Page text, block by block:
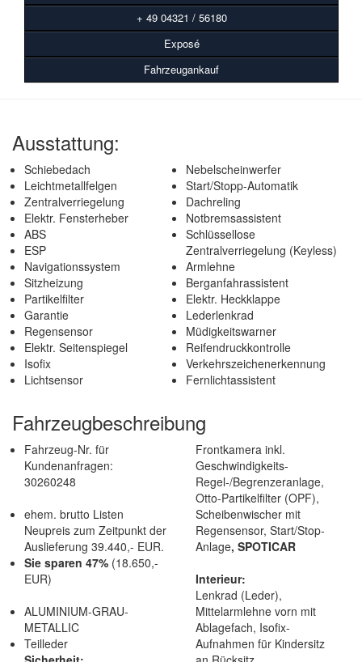
+ 49 04321 / 56180
Exposé
Fahrzeugankauf
Ausstattung:
Schiebedach
Leichtmetallfelgen
Zentralverriegelung
Elektr. Fensterheber
ABS
ESP
Navigationssystem
Sitzheizung
Partikelfilter
Garantie
Regensensor
Elektr. Seitenspiegel
Isofix
Lichtsensor
Nebelscheinwerfer
Start/Stopp-Automatik
Dachreling
Notbremsassistent
Schlüssellose
Zentralverriegelung (Keyless)
Armlehne
Berganfahrassistent
Elektr. Heckklappe
Lederlenkrad
Müdigkeitswarner
Reifendruckkontrolle
Verkehrszeichenerkennung
Fernlichtassistent
Fahrzeugbeschreibung
Fahrzeug-Nr. für
Kundenanfragen:
30260248
ehem. brutto Listen
Neupreis zum Zeitpunkt der
Auslieferung 39.440,- EUR.
Sie sparen 47% (18.650,-
EUR)
ALUMINIUM-GRAU-
METALLIC
Teilleder
Frontkamera inkl.
Geschwindigkeits-
Regel-/Begrenzeranlage,
Otto-Partikelfilter (OPF),
Scheibenwischer mit
Regensensor, Start/Stop-
Anlage, SPOTICAR
Interieur:
Lenkrad (Leder),
Mittelarmlehne vorn mit
Ablagefach, Isofix-
Aufnahmen für Kindersitz